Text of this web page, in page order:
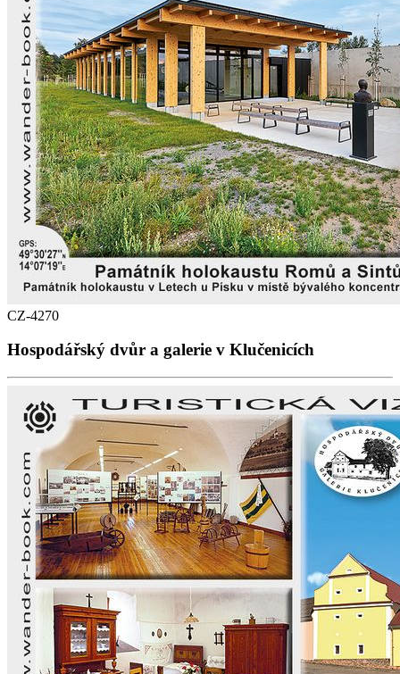
CZ-4270
Hospodářský dvůr a galerie v Klučenicích